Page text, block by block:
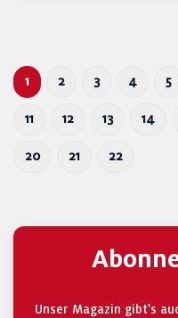
1 2 3 4 5
11 12 13 14
20 21 22
Unser Magazin gibt's